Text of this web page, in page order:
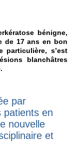
bénigne,
de 17 ans en bon
s’est
blanchâtres
par
patients en
nouvelle
et